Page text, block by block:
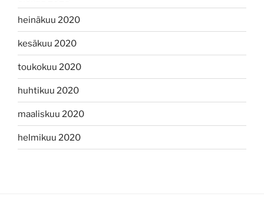
heinäkuu 2020
kesäkuu 2020
toukokuu 2020
huhtikuu 2020
maaliskuu 2020
helmikuu 2020